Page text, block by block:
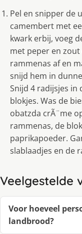
Pel en snipper de
camembert met
kwark erbij, voeg
met peper en
rammenas af en
snijd hem in
Snijd 4 radijsjes in
blokjes. Was de
obatzda crÃ¨me
rammenas, de
paprikapoeder.
slablaadjes en de
Veelgestelde
Voor hoeveel
landbrood?